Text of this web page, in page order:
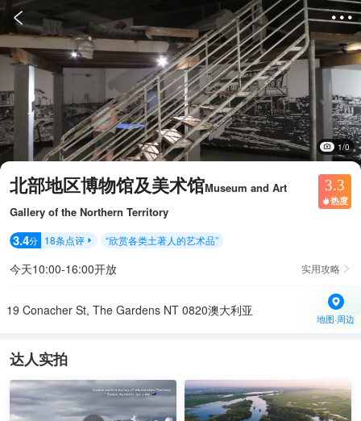
 
1/0
北部地区博物馆及美术馆Museum and Art
Gallery of the Northern Territory
3.3
 热度
3.4分 18条点评  “欣赏各类土著人的艺术品”
今天10:00-16:00开放 实用攻略 
19 Conacher St, The Gardens NT 0820澳大利亚
地图·周边
达人实拍